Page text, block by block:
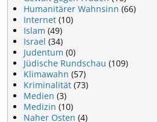
Humanitärer Wahnsinn (66)
Internet (10)
Islam (49)
Israel (34)
Judentum (0)
Jüdische Rundschau (109)
Klimawahn (57)
Kriminalität (73)
Medien (3)
Medizin (10)
Naher Osten (4)